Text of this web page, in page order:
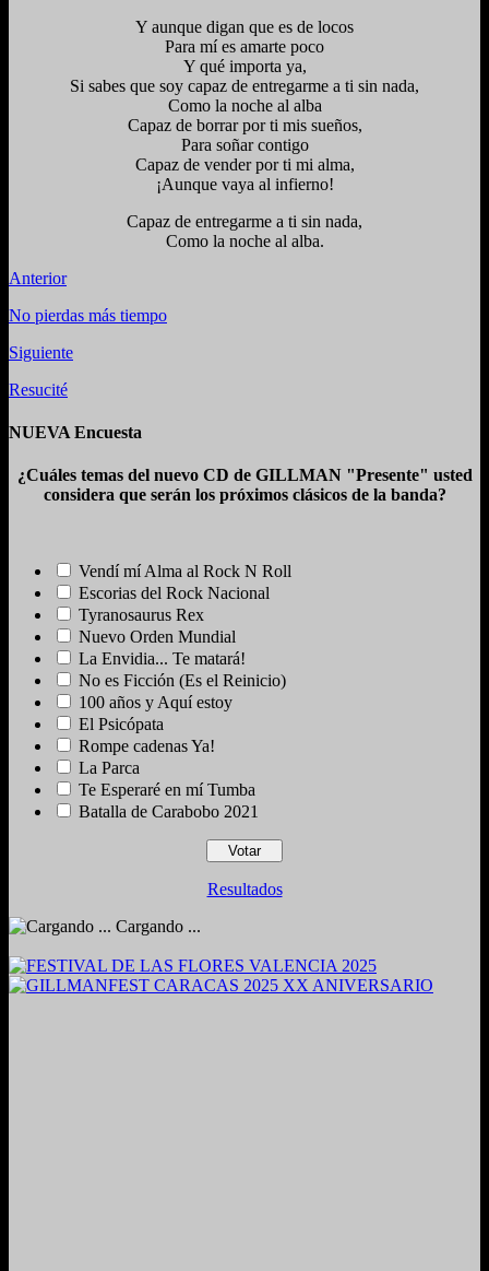
Y aunque digan que es de locos
Para mí es amarte poco
Y qué importa ya,
Si sabes que soy capaz de entregarme a ti sin nada,
Como la noche al alba
Capaz de borrar por ti mis sueños,
Para soñar contigo
Capaz de vender por ti mi alma,
¡Aunque vaya al infierno!
Capaz de entregarme a ti sin nada,
Como la noche al alba.
Anterior
No pierdas más tiempo
Siguiente
Resucité
NUEVA Encuesta
¿Cuáles temas del nuevo CD de GILLMAN "Presente" usted
considera que serán los próximos clásicos de la banda?
Vendí mí Alma al Rock N Roll
Escorias del Rock Nacional
Tyranosaurus Rex
Nuevo Orden Mundial
La Envidia... Te matará!
No es Ficción (Es el Reinicio)
100 años y Aquí estoy
El Psicópata
Rompe cadenas Ya!
La Parca
Te Esperaré en mí Tumba
Batalla de Carabobo 2021
Resultados
Cargando ...